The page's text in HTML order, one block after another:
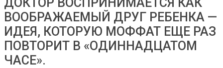
ВООБРАЖАЕМЫЙ ДРУГ РЕБЕНКА —
ИДЕЯ, КОТОРУЮ МОФФАТ ЕЩЕ РАЗ
ПОВТОРИТ В «ОДИННАДЦАТОМ
ЧАСЕ».